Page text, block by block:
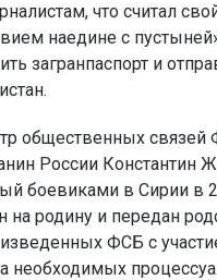
что считал
наедине с
загранпаспорт и
общественных
России Константин
боевиками в Сирии в
на родину и передан
ФСБ с
необходимых